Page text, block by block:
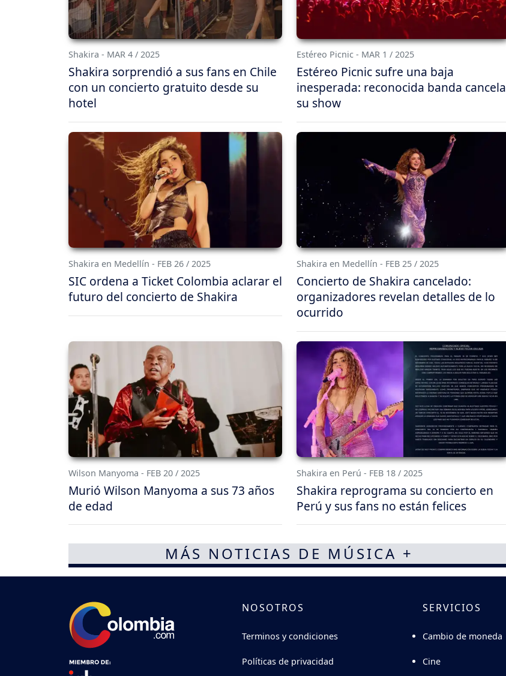
Shakira - MAR 4 / 2025
Shakira sorprendió a sus fans en Chile
con un concierto gratuito desde su
hotel
Estéreo Picnic - MAR 1 / 2025
Estéreo Picnic sufre una baja
inesperada: reconocida banda cancela
su show
Shakira en Medellín - FEB 26 / 2025
SIC ordena a Ticket Colombia aclarar el
futuro del concierto de Shakira
Shakira en Medellín - FEB 25 / 2025
Concierto de Shakira cancelado:
organizadores revelan detalles de lo
ocurrido
Wilson Manyoma - FEB 20 / 2025
Murió Wilson Manyoma a sus 73 años
de edad
Shakira en Perú - FEB 18 / 2025
Shakira reprograma su concierto en
Perú y sus fans no están felices
MÁS NOTICIAS DE MÚSICA +
NOSOTROS
Terminos y condiciones
Políticas de privacidad
SERVICIOS
Cambio de moneda
Cine